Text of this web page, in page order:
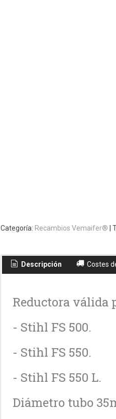
Categoría: Recambios Vemaifer® |
Descripción Costes
Reductora válida
- Stihl FS 500.
- Stihl FS 550.
- Stihl FS 550 L.
Diámetro tubo